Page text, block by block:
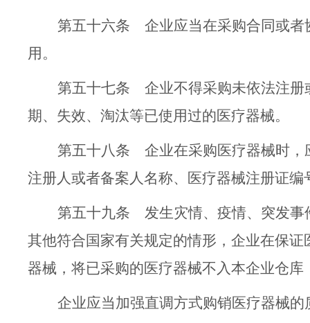
第五十六条 企业应当在采购合同或
用。
第五十七条 企业不得采购未依法注
期、失效、淘汰等已使用过的医疗器械。
第五十八条 企业在采购医疗器械时
注册人或者备案人名称、医疗器械注册证
第五十九条 发生灾情、疫情、突发事
其他符合国家有关规定的情形，企业在保证
器械 ，将已采购的医疗器械不入本企业仓
企业应当加强直调方式购销医疗器械